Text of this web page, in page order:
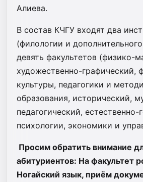
Алиева.
В состав КЧГУ входят два
(филологии и
девять факультетов (физико-
художественно-графический,
культуры, педагогики и
образования, исторический,
педагогический, естественно-
психологии, экономики и
Просим обратить внимание
абитуриентов: На факультет
Ногайский язык, приём